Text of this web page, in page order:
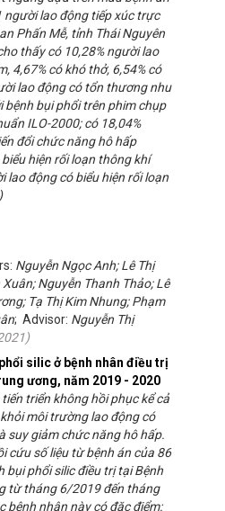
người lao động tiếp xúc trực
Phấn Mễ, tỉnh Thái Nguyên
thấy có 10,28% người lao
4,67% có khó thở, 6,54% có
lao động có tổn thương nhu
bệnh bụi phổi trên phim chụp
ILO-2000; có 18,04%
đổi chức năng hô hấp
hiện rối loạn thông khí
lao động có biểu hiện rối loạn
silic ở bệnh nhân điều trị
ương, năm 2019 - 2020
Nguyễn Ngọc Anh; Lê Thị
Xuân; Nguyễn Thanh Thảo; Lê
Tạ Thị Kim Nhung; Phạm
; Advisor: Nguyễn Thị
)
triển không hồi phục kể cả
môi trường lao động có
suy giảm chức năng hô hấp.
cứu số liệu từ bệnh án của 86
bụi phổi silic điều trị tại Bệnh
từ tháng 6/2019 đến tháng
bệnh nhân này có đặc điểm: